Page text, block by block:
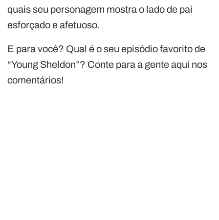
quais seu personagem mostra o lado de pai
esforçado e afetuoso.
E para você? Qual é o seu episódio favorito de
“Young Sheldon”? Conte para a gente aqui nos
comentários!